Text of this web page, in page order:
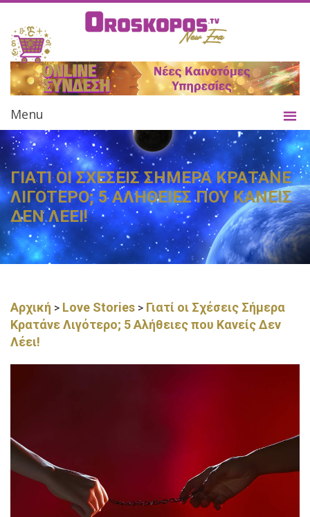
Menu
ΓΙΑΤΙ ΟΙ ΣΧΕΣΕΙΣ ΣΗΜΕΡΑ ΚΡΑΤΑΝΕ
ΛΙΓΟΤΕΡΟ; 5 ΑΛΗΘΕΙΕΣ ΠΟΥ ΚΑΝΕΙΣ
ΔΕΝ ΛΕΕΙ!
Αρχική > Love Stories > Γιατί οι Σχέσεις Σήμερα
Κρατάνε Λιγότερο; 5 Αλήθειες που Κανείς Δεν
Λέει!